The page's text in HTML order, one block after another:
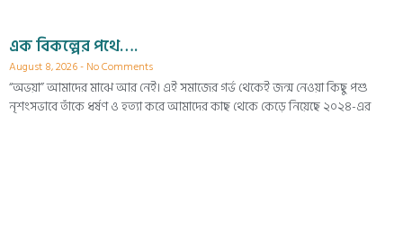
এক বিকল্পের পথে….
August 8, 2026 No Comments
“অভয়া” আমাদের মাঝে আর নেই। এই সমাজের গর্ভ থেকেই জন্ম নেওয়া কিছু পশু
নৃশংসভাবে তাঁকে ধর্ষণ ও হত্যা করে আমাদের কাছ থেকে কেড়ে নিয়েছে ২০২৪-এর